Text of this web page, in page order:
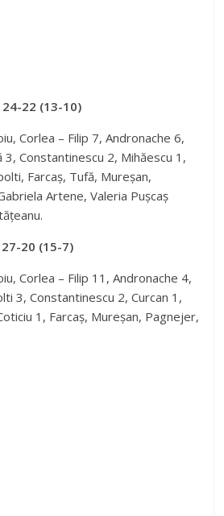
22 (13-10)
Corlea – Filip 7, Andronache 6,
3, Constantinescu 2, Mihăescu 1,
Farcaș, Tufă, Mureșan,
Artene, Valeria Pușcaș
20 (15-7)
Corlea – Filip 11, Andronache 4,
3, Constantinescu 2, Curcan 1,
1, Farcaș, Mureșan, Pagnejer,